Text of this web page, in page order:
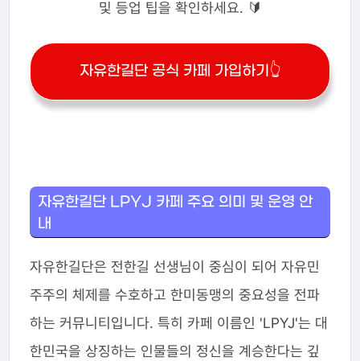
및 등업 팁을 확인하세요. 🔰
자유한길단 공식 카페 가입하기👆
자유한길단 LPYJ 카페 주요 의미 및 운영 안
내
자유한길단은 전한길 선생님이 중심이 되어 자유민
주주의 체제를 수호하고 한미동맹의 중요성을 전파
하는 커뮤니티입니다. 특히 카페 이름인 'LPYJ'는 대
한민국을 상징하는 인물들의 정신을 계승한다는 깊